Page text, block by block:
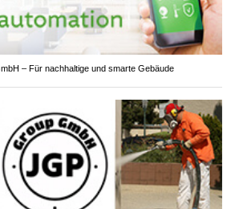
– Für nachhaltige und smarte Gebäude